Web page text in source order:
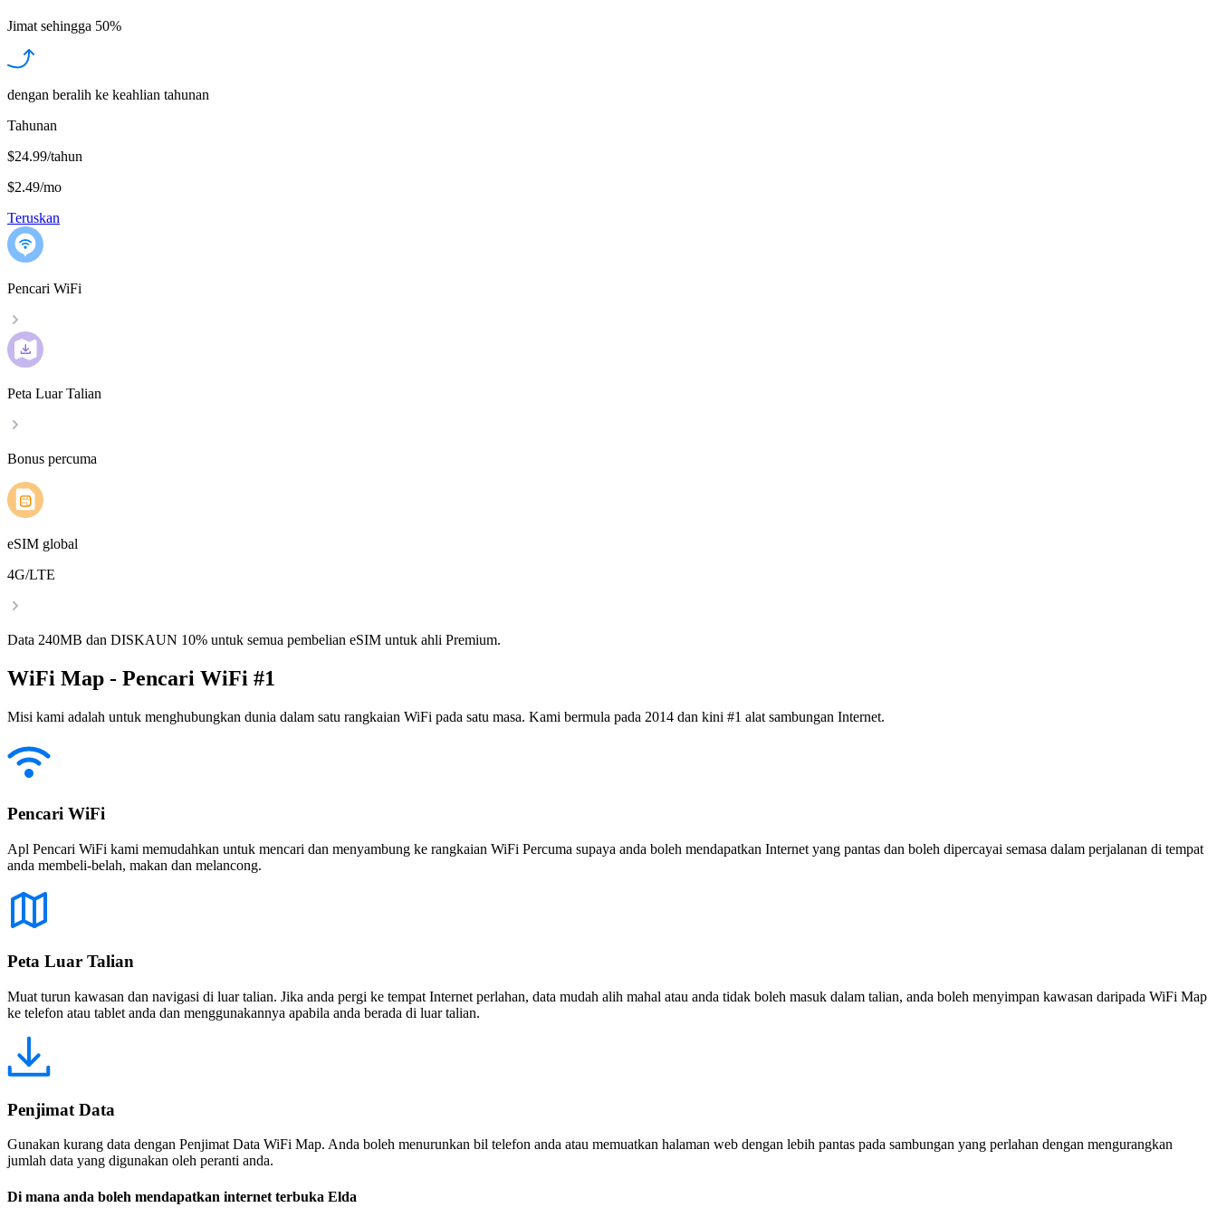
Jimat sehingga 50%
dengan beralih ke keahlian tahunan
Tahunan
$24.99/tahun
$2.49/mo
Teruskan
Pencari WiFi
Peta Luar Talian
Bonus percuma
eSIM global
4G/LTE
Data 240MB dan DISKAUN 10% untuk semua pembelian eSIM untuk ahli Premium.
WiFi Map - Pencari WiFi #1
Misi kami adalah untuk menghubungkan dunia dalam satu rangkaian WiFi pada satu masa. Kami bermula pada 2014 dan kini #1 alat sambungan Internet.
Pencari WiFi
Apl Pencari WiFi kami memudahkan untuk mencari dan menyambung ke rangkaian WiFi Percuma supaya anda boleh mendapatkan Internet yang pantas dan boleh dipercayai semasa dalam perjalanan di tempat
anda membeli-belah, makan dan melancong.
Peta Luar Talian
Muat turun kawasan dan navigasi di luar talian. Jika anda pergi ke tempat Internet perlahan, data mudah alih mahal atau anda tidak boleh masuk dalam talian, anda boleh menyimpan kawasan daripada WiFi Map
ke telefon atau tablet anda dan menggunakannya apabila anda berada di luar talian.
Penjimat Data
Gunakan kurang data dengan Penjimat Data WiFi Map. Anda boleh menurunkan bil telefon anda atau memuatkan halaman web dengan lebih pantas pada sambungan yang perlahan dengan mengurangkan
jumlah data yang digunakan oleh peranti anda.
Di mana anda boleh mendapatkan internet terbuka Elda